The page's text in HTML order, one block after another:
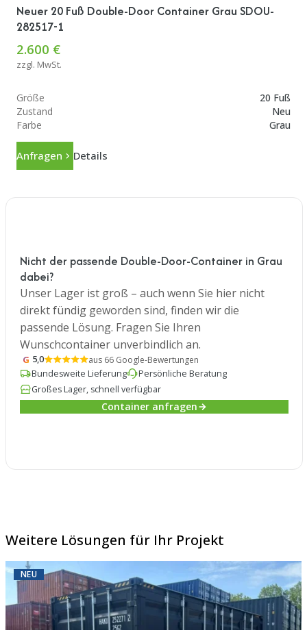
Neuer 20 Fuß Double-Door Container Grau SDOU-
282517-1
2.600 €
zzgl. MwSt.
Größe
20 Fuß
Zustand
Neu
Farbe
Grau
Anfragen Details
Nicht der passende Double-Door-Container in Grau
dabei?
Unser Lager ist groß – auch wenn Sie hier nicht
direkt fündig geworden sind, finden wir die
passende Lösung. Fragen Sie Ihren
Wunschcontainer unverbindlich an.
G 5,0
aus 66 Google-Bewertungen
Bundesweite Lieferung
Persönliche Beratung
Großes Lager, schnell verfügbar
Container anfragen
Weitere Lösungen für Ihr Projekt
NEU